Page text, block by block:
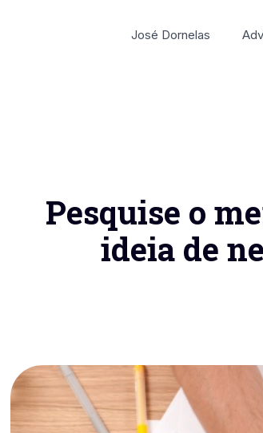
José Dornelas
Pesquise o
ideia de